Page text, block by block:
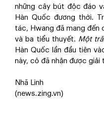
những cây bút độc đáo
Hàn Quốc đương thời.
tác, Hwang đã mang đến
và ba tiểu thuyết. Một
Hàn Quốc lần đầu tiên
này, cô đã nhận được giải
Nhã Linh
(news.zing.vn)